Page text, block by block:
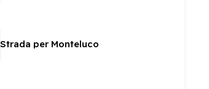
Strada per Monteluco